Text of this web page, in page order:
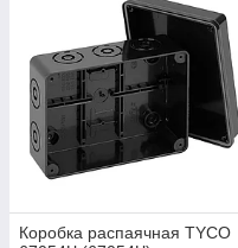
Коробка распаячная TYCO